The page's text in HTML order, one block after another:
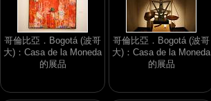
哥倫比亞．Bogotá (波哥
大)：Casa de la Moneda
的展品
哥倫比亞．Bogotá (波哥
大)：Casa de la Moneda
的展品